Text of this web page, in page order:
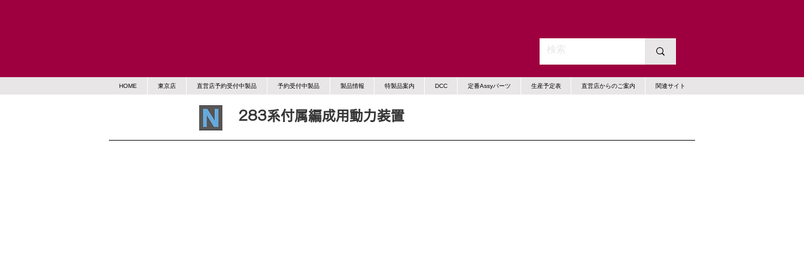
HOME 東京店 直営店予約受付中製品 予約受付中製品 製品情報 特製品案内 DCC 定番Assyパーツ 生産予定表 直営店からのご案内 関連サイト
283系付属編成用動力装置